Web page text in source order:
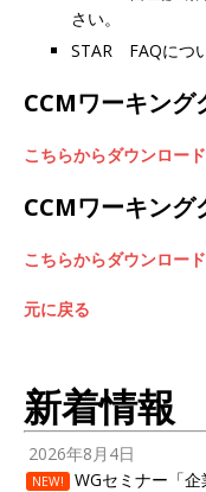
さい。
STAR FAQにつ
CCMワーキング
こちらからダウンロード
CCMワーキング
こちらからダウンロード
元に戻る
新着情報
2026年8月4日
NEW!
WGセミナー「